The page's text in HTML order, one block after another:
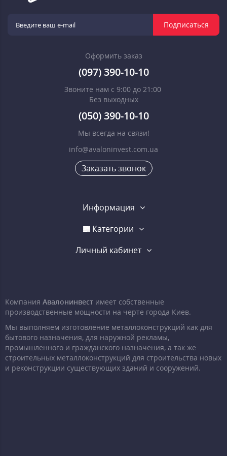
Подписаться
Оформить заказ
(097) 390-10-10
Звоните нам с 9:00 до 21:00
Без выходных
(050) 390-10-10
Мы всегда на связи!
info@avaloninvest.com.ua
Заказать звонок
Информация
Категории
Личный кабинет
Компания Авалонинвест имеет собственные
производственные мощности на черте города Киев.
Мы выполняем изготовление металлоконструкций как для
бытового назначения, для наружной рекламы,
промышленного и гражданского назначения, а так же
строительных металлоконструкций для строительства новых
и реконструкции существующих зданий и сооружений.